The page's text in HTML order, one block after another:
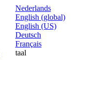
Nederlands
English (global)
English (US)
Deutsch
Français
taal